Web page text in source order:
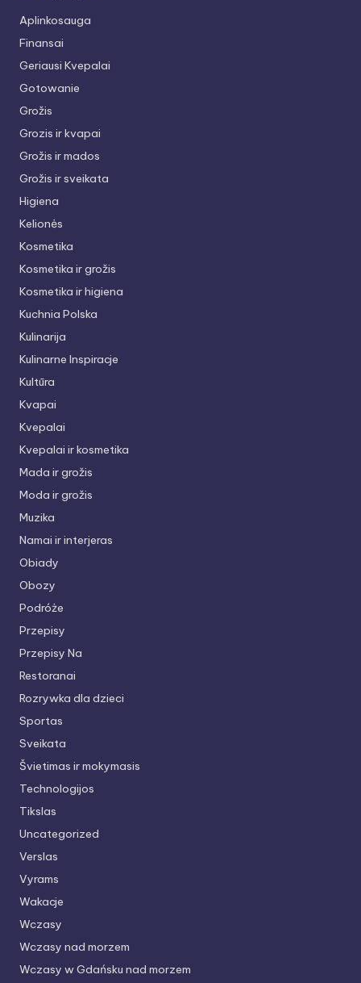
Aplinkosauga
Finansai
Geriausi Kvepalai
Gotowanie
Grožis
Grozis ir kvapai
Grožis ir mados
Grožis ir sveikata
Higiena
Kelionės
Kosmetika
Kosmetika ir grožis
Kosmetika ir higiena
Kuchnia Polska
Kulinarija
Kulinarne Inspiracje
Kultūra
Kvapai
Kvepalai
Kvepalai ir kosmetika
Mada ir grožis
Moda ir grožis
Muzika
Namai ir interjeras
Obiady
Obozy
Podróże
Przepisy
Przepisy Na
Restoranai
Rozrywka dla dzieci
Sportas
Sveikata
Švietimas ir mokymasis
Technologijos
Tikslas
Uncategorized
Verslas
Vyrams
Wakacje
Wczasy
Wczasy nad morzem
Wczasy w Gdańsku nad morzem